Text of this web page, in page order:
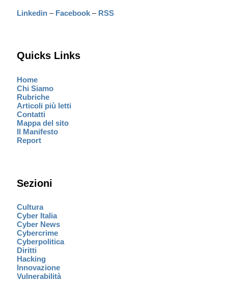
Linkedin – Facebook – RSS
Quicks Links
Home
Chi Siamo
Rubriche
Articoli più letti
Contatti
Mappa del sito
Il Manifesto
Report
Sezioni
Cultura
Cyber Italia
Cyber News
Cybercrime
Cyberpolitica
Diritti
Hacking
Innovazione
Vulnerabilità